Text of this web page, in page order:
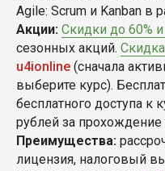
Agile: Scrum и Kanban в
Акции: Скидки до 60%
сезонных акций.
u4ionline (сначала
выберите курс).
бесплатного доступа к
рублей за
Преимущества:
лицензия, налоговый